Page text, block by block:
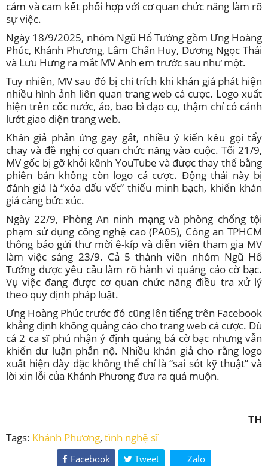
cảm và cam kết phối hợp với cơ quan chức năng làm rõ
sự việc.
Ngày 18/9/2025, nhóm Ngũ Hổ Tướng gồm Ưng Hoàng
Phúc, Khánh Phương, Lâm Chấn Huy, Dương Ngọc Thái
và Lưu Hưng ra mắt MV Anh em trước sau như một.
Tuy nhiên, MV sau đó bị chỉ trích khi khán giả phát hiện
nhiều hình ảnh liên quan trang web cá cược. Logo xuất
hiện trên cốc nước, áo, bao bì đạo cụ, thậm chí có cảnh
lướt giao diện trang web.
Khán giả phản ứng gay gắt, nhiều ý kiến kêu gọi tẩy
chay và đề nghị cơ quan chức năng vào cuộc. Tối 21/9,
MV gốc bị gỡ khỏi kênh YouTube và được thay thế bằng
phiên bản không còn logo cá cược. Động thái này bị
đánh giá là “xóa dấu vết” thiếu minh bạch, khiến khán
giả càng bức xúc.
Ngày 22/9, Phòng An ninh mạng và phòng chống tội
phạm sử dụng công nghệ cao (PA05), Công an TPHCM
thông báo gửi thư mời ê-kíp và diễn viên tham gia MV
làm việc sáng 23/9. Cả 5 thành viên nhóm Ngũ Hổ
Tướng được yêu cầu làm rõ hành vi quảng cáo cờ bạc.
Vụ việc đang được cơ quan chức năng điều tra xử lý
theo quy định pháp luật.
Ưng Hoàng Phúc trước đó cũng lên tiếng trên Facebook
khẳng định không quảng cáo cho trang web cá cược. Dù
cả 2 ca sĩ phủ nhận ý định quảng bá cờ bạc nhưng vẫn
khiến dư luận phẫn nộ. Nhiều khán giả cho rằng logo
xuất hiện dày đặc không thể chỉ là “sai sót kỹ thuật” và
lời xin lỗi của Khánh Phương đưa ra quá muộn.
TH
Tags: Khánh Phương, tình nghệ sĩ
Facebook Tweet Zalo